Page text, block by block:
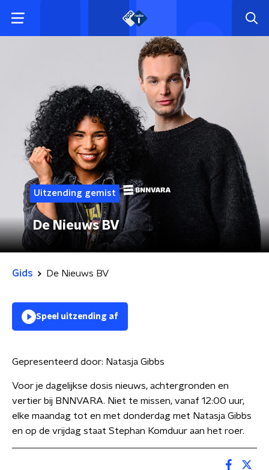
Uitzending gemist
De Nieuws BV
Gids De Nieuws BV
Speel uitzending af
Gepresenteerd door: Natasja Gibbs
Voor je dagelijkse dosis nieuws, achtergronden en
vertier bij BNNVARA. Niet te missen, vanaf 12:00 uur,
elke maandag tot en met donderdag met Natasja Gibbs
en op de vrijdag staat Stephan Komduur aan het roer.